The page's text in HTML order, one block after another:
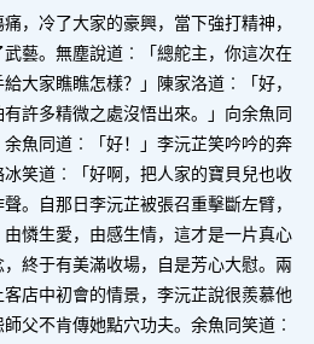
，冷了大家的豪興，當下強打精神，
藝。無塵說道︰「總舵主，你這次在
大家瞧瞧怎樣？」陳家洛道︰「好，
許多精微之處沒悟出來。」向余魚同
魚同道︰「好！」李沅芷笑吟吟的奔
笑道︰「好啊，把人家的寶貝兒也收
。自那日李沅芷被張召重擊斷左臂，
憐生愛，由感生情，這才是一片真心
終于有美滿收場，自是芳心大慰。兩
店中初會的情景，李沅芷說很羨慕他
父不肯傳她點穴功夫。余魚同笑道︰